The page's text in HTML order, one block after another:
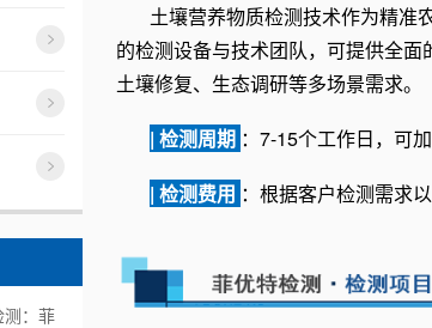
测：菲
土壤营养物质检测技术作为精准
的检测设备与技术团队，可提供全面
土壤修复、生态调研等多场景需求。
| 检测周期 ：7-15个工作日，可
| 检测费用 ：根据客户检测需求